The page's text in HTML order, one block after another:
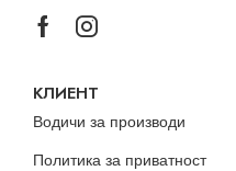
КЛИЕНТ
Водичи за производи
Политика за приватност